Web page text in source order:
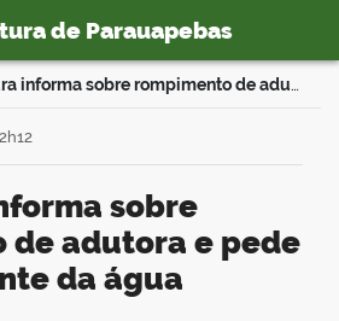
de Parauapebas
Prefeitura informa sobre rompimento de adutora e pede uso consciente da água
de adutora e pede
da água